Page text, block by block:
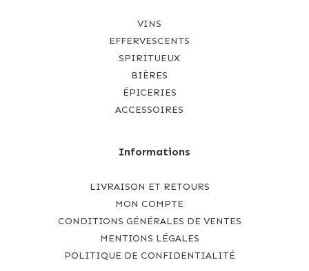
VINS
EFFERVESCENTS
SPIRITUEUX
BIÈRES
ÉPICERIES
ACCESSOIRES
Informations
LIVRAISON ET RETOURS
MON COMPTE
CONDITIONS GÉNÉRALES DE VENTES
MENTIONS LÉGALES
POLITIQUE DE CONFIDENTIALITÉ